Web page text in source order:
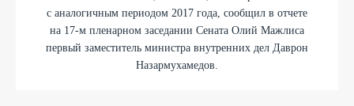
с аналогичным периодом 2017 года, сообщил в отчете
на 17-м пленарном заседании Сената Олий Мажлиса
первый заместитель министра внутренних дел Даврон
Назармухамедов.